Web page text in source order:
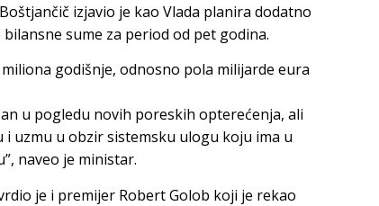
izjavio je kao Vlada planira dodatno
sume za period od pet godina.
godišnje, odnosno pola milijarde eura
u pogledu novih poreskih opterećenja, ali
i uzmu u obzir sistemsku ulogu koju ima u
naveo je ministar.
je i premijer Robert Golob koji je rekao